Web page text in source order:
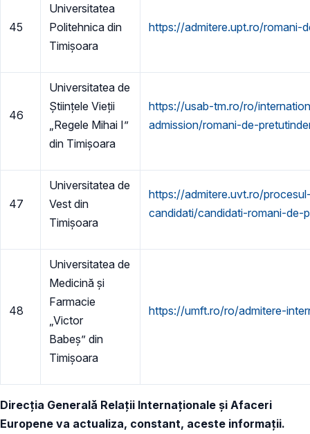
45
Universitatea
Politehnica din
Timișoara
https://admitere.upt.ro/romani-
46
Universitatea de
Științele Vieții
„Regele Mihai I”
din Timișoara
https://usab-tm.ro/ro/
admission/romani-de-
47
Universitatea de
Vest din
Timișoara
https://admitere.uvt.ro/
candidati/candidati-romani-de-
48
Universitatea de
Medicină și
Farmacie
„Victor
Babeș” din
Timișoara
https://umft.ro/ro/admitere-
Direcția Generală Relații Internaționale și Afaceri
Europene va actualiza, constant, aceste informații.